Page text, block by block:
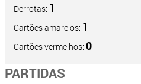
Derrotas: 1
Cartões amarelos: 1
Cartões vermelhos: 0
PARTIDAS